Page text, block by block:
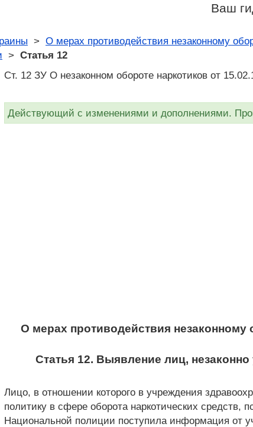
Ваш
> О мерах противодействия незаконному
> Статья 12
Ст. 12 ЗУ О незаконном обороте наркотиков от
Действующий с изменениями и дополнениями.
О мерах противодействия незаконному
Статья 12. Выявление лиц,
Лицо, в отношении которого в учреждения
политику в сфере оборота наркотических средств,
Национальной полиции поступила информация от